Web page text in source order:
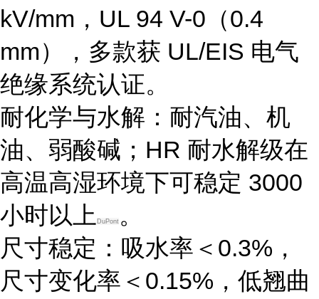
kV/mm，UL 94 V-0（0.4
mm），多款获 UL/EIS 电气
绝缘系统认证。
耐化学与水解 ：耐汽油、机
油、弱酸碱； HR 耐水解级在
高温高湿环境下可稳定 3000
小时以上 DuPont 。
尺寸稳定 ：吸水率＜0.3%，
尺寸变化率＜0.15%，低翘曲